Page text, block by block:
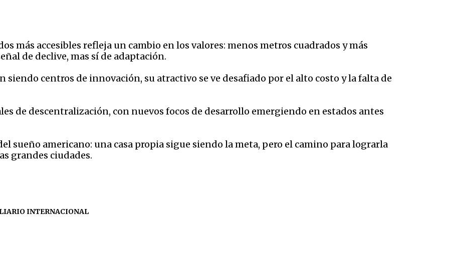
más accesibles refleja un cambio en los valores: menos metros cuadrados y más
de declive, mas sí de adaptación.
siendo centros de innovación, su atractivo se ve desafiado por el alto costo y la falta de
de descentralización, con nuevos focos de desarrollo emergiendo en estados antes
sueño americano: una casa propia sigue siendo la meta, pero el camino para lograrla
grandes ciudades.
INTERNACIONAL